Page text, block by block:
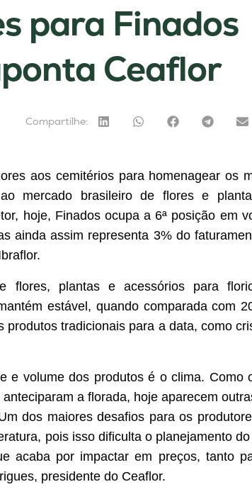
para Finados
Ceaflor
Compartilhe:
aos cemitérios para homenagear os
mercado brasileiro de flores e
hoje, Finados ocupa a 6ª posição em
ainda assim representa 3% do
flores, plantas e acessórios para
estável, quando comparada com
tradicionais para a data, como
e volume dos produtos é o clima. Como
a florada, hoje aparecem
dos maiores desafios para os
pois isso dificulta o planejamento
acaba por impactar em preços, tanto
presidente do Ceaflor.